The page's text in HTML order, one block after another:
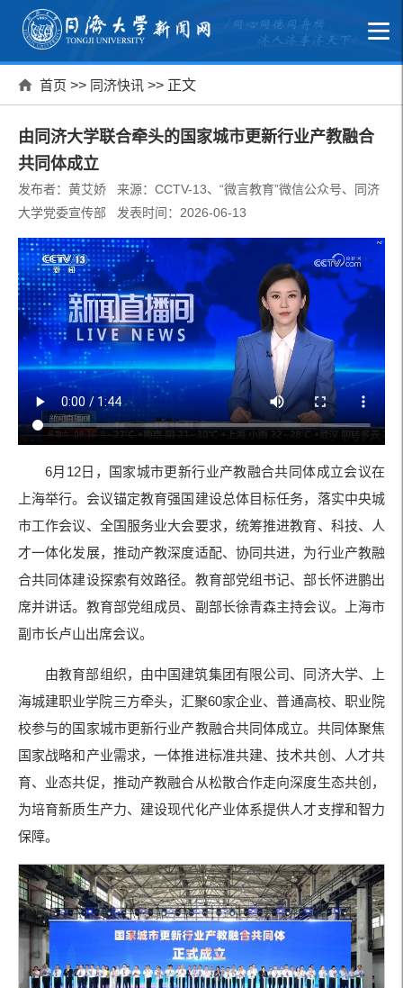
首页 >> 同济快讯 >> 正文
由同济大学联合牵头的国家城市更新行业产教融合
共同体成立
发布者：黄艾娇 来源：CCTV-13、“微言教育”微信公众号、同济
大学党委宣传部 发表时间：2026-06-13
6月 12日，国家城市更新行业产教融合共同体成立会议在
上海举行。会议锚定教育强国建设总体目标任务，落实中央城
市工作会议、全国服务业大会要求，统筹推进教育、科技、人
才一体化发展，推动产教深度适配、协同共进，为行业产教融
合共同体建设探索有效路径。教育部党组书记、部长怀进鹏出
席并讲话。教育部党组成员、副部长徐青森主持会议。上海市
副市长卢山出席会议。
由教育部组织，由中国建筑集团有限公司、同济大学、上
海城建职业学院三方牵头，汇聚60家企业、普通高校、职业院
校参与的国家城市更新行业产教融合共同体成立。共同体聚焦
国家战略和产业需求，一体推进标准共建、技术共创、人才共
育、业态共促，推动产教融合从松散合作走向深度生态共创，
为培育新质生产力、建设现代化产业体系提供人才支撑和智力
保障。